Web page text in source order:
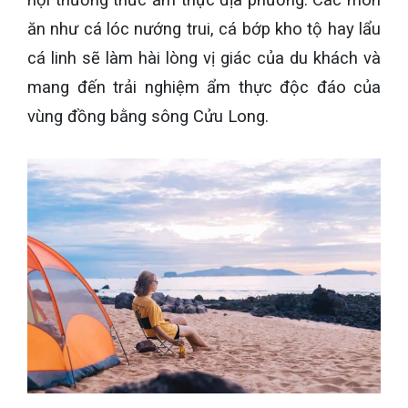
ăn như cá lóc nướng trui, cá bớp kho tộ hay lẩu
cá linh sẽ làm hài lòng vị giác của du khách và
mang đến trải nghiệm ẩm thực độc đáo của
vùng đồng bằng sông Cửu Long.